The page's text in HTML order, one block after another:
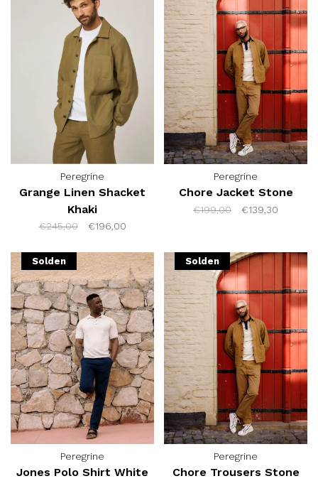
Peregrine
Grange Linen Shacket
Khaki
€245,00 €196,00
Peregrine
Chore Jacket Stone
€199,00 €139,30
Solden
Peregrine
Jones Polo Shirt White
Solden
Peregrine
Chore Trousers Stone